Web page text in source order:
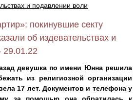
и подавлении воли
покинувшие секту
об издевательствах и
29.01.22
девушка по имени Юнна решила
из религиозной организации
17 лет. Документов и телефона у